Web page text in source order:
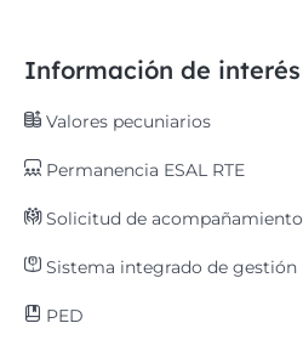
Información de interés
Valores pecuniarios
Permanencia ESAL RTE
Solicitud de acompañamiento
Sistema integrado de gestión
PED